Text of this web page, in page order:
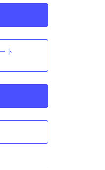
ト